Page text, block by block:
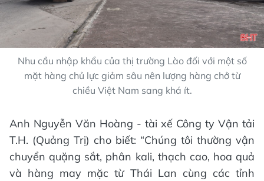
Nhu cầu nhập khẩu của thị trường Lào đối với một số
mặt hàng chủ lực giảm sâu nên lượng hàng chở từ
chiều Việt Nam sang khá ít.
Anh Nguyễn Văn Hoàng - tài xế Công ty Vận tải
T.H. (Quảng Trị) cho biết: “Chúng tôi thường vận
chuyển quặng sắt, phân kali, thạch cao, hoa quả
và hàng may mặc từ Thái Lan cùng các tỉnh